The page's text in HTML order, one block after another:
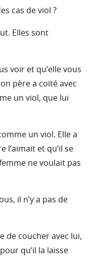
cas de viol ?
Elles sont
voir et qu’elle vous
père a coïté avec
un viol, que lui
un viol. Elle a
l’aimait et qu’il se
ne voulait pas
il n’y a pas de
de coucher avec lui,
qu’il la laisse